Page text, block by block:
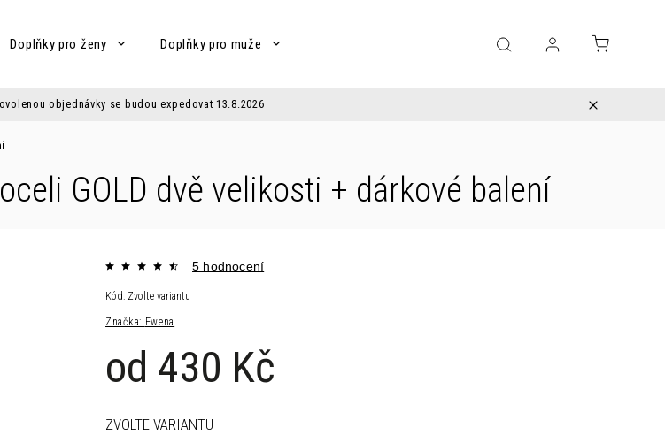
Doplňky pro ženy Doplňky pro muže Výprodej Bižuterie
objednávky se budou expedovat 13.8.2026
GOLD dvě velikosti + dárkové balení
Značka: Ewena
5 hodnocení
od 430 Kč
Kód: Zvolte variantu
ZVOLTE VARIANTU